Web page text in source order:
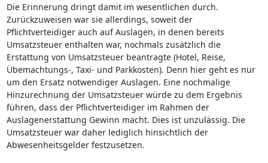
Die Erinnerung dringt damit im wesentlichen durch.
Zurückzuweisen war sie allerdings, soweit der
Pflichtverteidiger auch auf Auslagen, in denen bereits
Umsatzsteuer enthalten war, nochmals zusätzlich die
Erstattung von Umsatzsteuer beantragte (Hotel, Reise,
Übemachtungs-, Taxi- und Parkkosten). Denn hier geht es nur
um den Ersatz notwendiger Auslagen. Eine nochmalige
Hinzurechnung der Umsatzsteuer würde zu dem Ergebnis
führen, dass der Pflichtverteidiger im Rahmen der
Auslagenerstattung Gewinn macht. Dies ist unzulässig. Die
Umsatzsteuer war daher lediglich hinsichtlich der
Abwesenheitsgelder festzusetzen.